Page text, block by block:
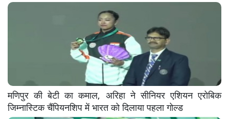
मणिपुर की बेटी का कमाल, अरिहा ने सीनियर एशियन एरोबिक
जिम्नास्टिक चैंपियनशिप में भारत को दिलाया पहला गोल्ड